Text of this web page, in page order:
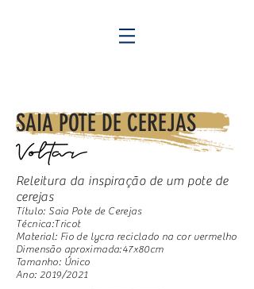
SAIA POTE DE CEREJAS
Releitura da inspiração de um pote de
cerejas
Título: Saia Pote de Cerejas
Técnica:Tricot
Material: Fio de lycra reciclado na cor vermelho
Dimensão aproximada:47x80cm
Tamanho: Único
Ano: 2019/2021